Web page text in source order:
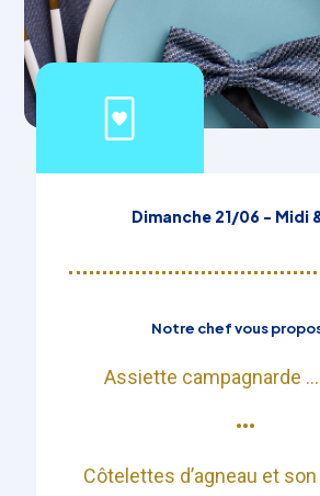
Dimanche 21/06 - Midi
Notre chef vous
Assiette campagnarde
•••​
Côtelettes d’agneau et